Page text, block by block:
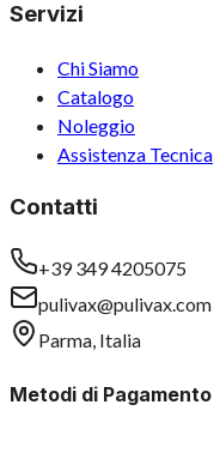
Servizi
Chi Siamo
Catalogo
Noleggio
Assistenza Tecnica
Contatti
+39 349 4205075
pulivax@pulivax.com
Parma, Italia
Metodi di Pagamento